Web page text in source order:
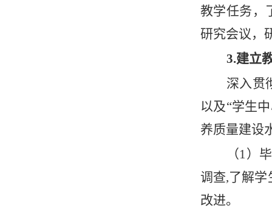
教学任务，
研究会议，
3.建立
深入贯
以及“学生
养质量建设
（1）
调查,了解
改进。